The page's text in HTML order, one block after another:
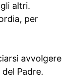
altri.
per
avvolgere
Padre.